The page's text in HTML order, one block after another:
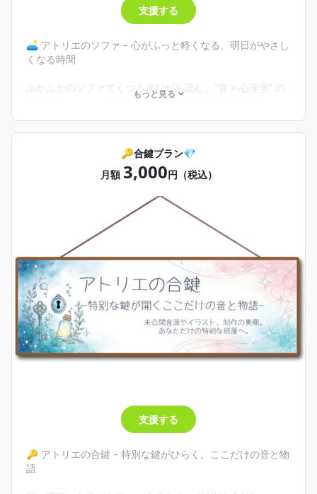
支援する
🛋 アトリエのソファ – 心がふっと軽くなる、明日がやさし
くなる時間
ふかふかのソファでくつろぎながら読む、“音 × 心理学” の
• 不定期のデジタルプレゼント
• 継続特典（バッジ・特別メッセージなど）
心が疲れた日に、そっと寄り添ってくれる場所です。
音と心が、ゆっくりと響き合う場所
ここでは、音楽と心理を通じて「生き方の静かな灯」を共
有します
あなたの支援は、
“静かに寄り添う音”をもっと遠くへ届ける力になります。
もっと見る
🔑合鍵プラン💎
月額 3,000円（税込）
支援する
🔑 アトリエの合鍵 – 特別な鍵がひらく、ここだけの音と物
語